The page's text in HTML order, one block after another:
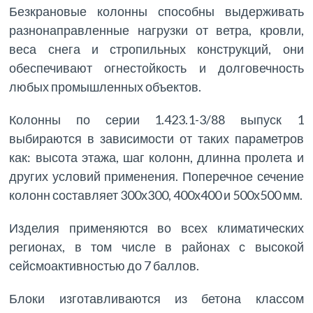
Безкрановые колонны способны выдерживать
разнонаправленные нагрузки от ветра, кровли,
веса снега и стропильных конструкций, они
обеспечивают огнестойкость и долговечность
любых промышленных объектов.
Колонны по серии 1.423.1-3/88 выпуск 1
выбираются в зависимости от таких параметров
как: высота этажа, шаг колонн, длинна пролета и
других условий применения. Поперечное сечение
колонн составляет 300х300, 400х400 и 500х500 мм.
Изделия применяются во всех климатических
регионах, в том числе в районах с высокой
сейсмоактивностью до 7 баллов.
Блоки изготавливаются из бетона классом